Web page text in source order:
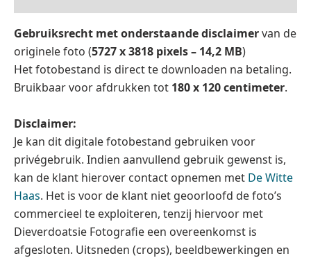
Gebruiksrecht met onderstaande disclaimervan de
originele foto (5727 x 3818 pixels – 14,2 MB)
Het fotobestand is direct te downloaden na betaling.
Bruikbaar voor afdrukken tot 180 x 120 centimeter.
Disclaimer:
Je kan dit digitale fotobestand gebruiken voor
privégebruik. Indien aanvullend gebruik gewenst is,
kan de klant hierover contact opnemen met De Witte
Haas. Het is voor de klant niet geoorloofd de foto’s
commercieel te exploiteren, tenzij hiervoor met
Dieverdoatsie Fotografie een overeenkomst is
afgesloten. Uitsneden (crops), beeldbewerkingen en